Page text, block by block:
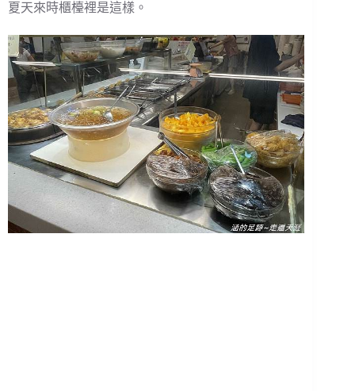
夏天來時櫃檯裡是這樣。